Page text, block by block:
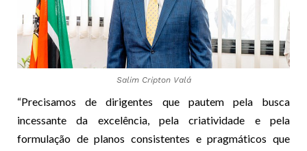
Salim Cripton Valá
“Precisamos de dirigentes que pautem pela busca
incessante da excelência, pela criatividade e pela
formulação de planos consistentes e pragmáticos que